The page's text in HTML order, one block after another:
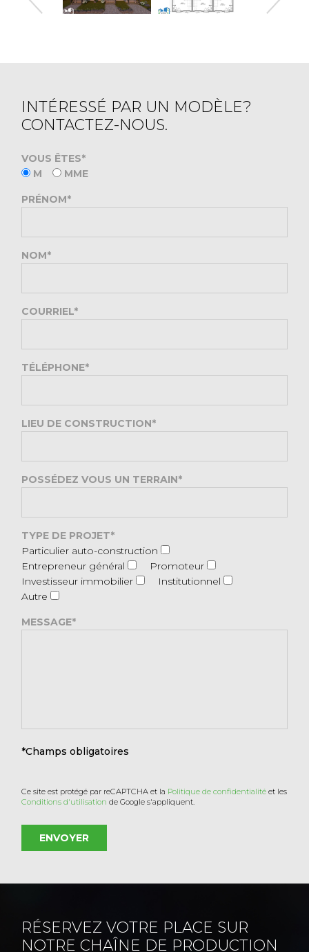
INTÉRESSÉ PAR UN MODÈLE?
CONTACTEZ-NOUS.
VOUS ÊTES*
M
MME
PRÉNOM*
NOM*
COURRIEL*
TÉLÉPHONE*
LIEU DE CONSTRUCTION*
POSSÉDEZ VOUS UN TERRAIN*
TYPE DE PROJET*
Particulier auto-construction
Entrepreneur général
Promoteur
Investisseur immobilier
Institutionnel
Autre
MESSAGE*
*Champs obligatoires
Ce site est protégé par reCAPTCHA et la Politique de confidentialité et les
Conditions d'utilisation de Google s'appliquent.
RÉSERVEZ VOTRE PLACE SUR
NOTRE CHAÎNE DE PRODUCTION